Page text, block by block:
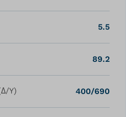
5.5
89.2
Y) 400/690